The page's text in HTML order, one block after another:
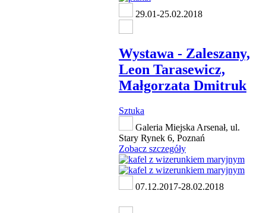
29.01-25.02.2018
Wystawa - Zaleszany,
Leon Tarasewicz,
Małgorzata Dmitruk
Sztuka
Galeria Miejska Arsenał, ul.
Stary Rynek 6, Poznań
Zobacz szczegóły
07.12.2017-28.02.2018